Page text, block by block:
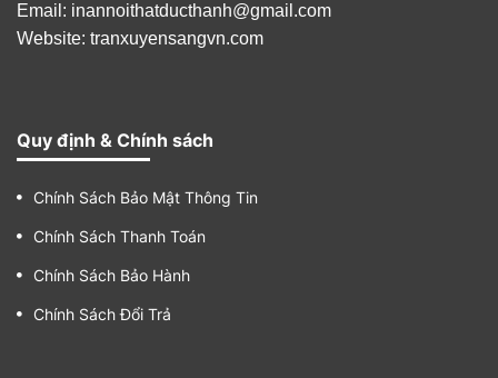
Email: inannoithatducthanh@gmail.com
Website: tranxuyensangvn.com
Quy định & Chính sách
Chính Sách Bảo Mật Thông Tin
Chính Sách Thanh Toán
Chính Sách Bảo Hành
Chính Sách Đổi Trả